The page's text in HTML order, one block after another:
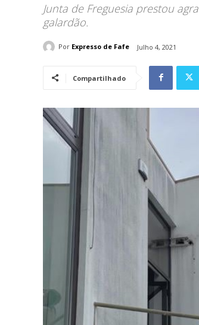
Junta de Freguesia prestou
galardão.
Por Expresso de Fafe Julho 4, 2021
Compartilhado